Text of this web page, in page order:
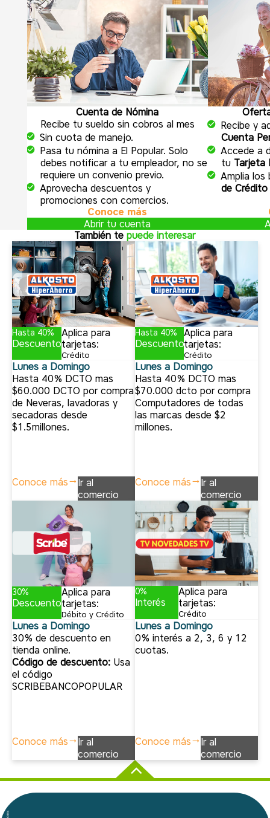
Cuenta de Nómina
Recibe tu sueldo sin cobros al mes
Sin cuota de manejo.
Pasa tu nómina a El Popular. Solo
debes notificar a tu empleador, no se
requiere un convenio previo.
Aprovecha descuentos y
promociones con comercios.
Conoce más
Abrir tu cuenta
Recibe y
Cuenta
Accede a
tu Tarjeta
Amplia
de
También tepuede interesar
Hasta 40%
Descuento
Aplica para
tarjetas:
Crédito
Lunes a Domingo
Hasta 40% DCTO mas
$60.000 DCTO por compra
de Neveras, lavadoras y
secadoras desde
$1.5millones.
Conoce más
Ir al
comercio
Hasta 40%
Descuento
Aplica para
tarjetas:
Crédito
Lunes a Domingo
Hasta 40% DCTO mas
$70.000 dcto por compra
Computadores de todas
las marcas desde $2
millones.
Conoce más
Ir al
comercio
30%
Descuento
Aplica para
tarjetas:
Débito y Crédito
Lunes a Domingo
30% de descuento en
tienda online.
Código de descuento: Usa
el código
SCRIBEBANCOPOPULAR
Conoce más
Ir al
comercio
0%
Interés
Aplica para
tarjetas:
Crédito
Lunes a Domingo
0% interés a 2, 3, 6 y 12
cuotas.
Conoce más
Ir al
comercio